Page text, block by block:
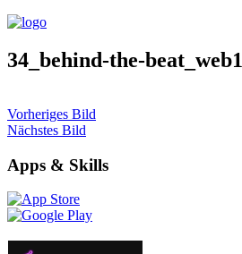
34_behind-the-beat_web1
Vorheriges Bild
Nächstes Bild
Apps & Skills